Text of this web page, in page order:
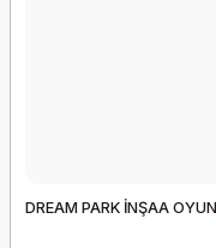
DREAM PARK İNŞAA